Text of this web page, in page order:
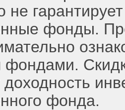
не
фонды.
фондами.
фонда.